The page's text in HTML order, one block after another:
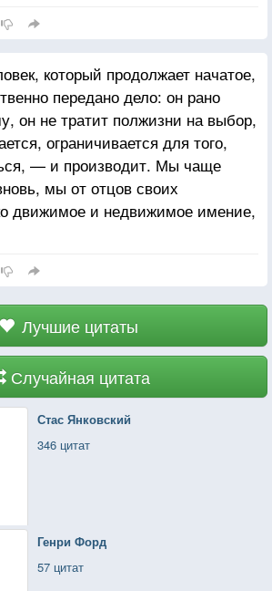
который продолжает начатое,
передано дело: он рано
он не тратит полжизни на выбор,
ограничивается для того,
— и производит. Мы чаще
мы от отцов своих
движимое и недвижимое имение,
оттого по большей части мы
иди, куда хочешь, во все
только никуда не
многостороннее бездействие,
лень.
Лучшие цитаты
Случайная цитата
Стас Янковский
346 цитат
Генри Форд
57 цитат